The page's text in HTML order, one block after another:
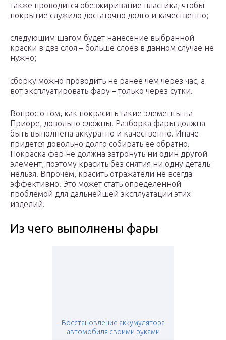
также проводится обезжиривание пластика, чтобы
покрытие служило достаточно долго и качественно;
следующим шагом будет нанесение выбранной
краски в два слоя – больше слоев в данном случае не
нужно;
сборку можно проводить не ранее чем через час, а
вот эксплуатировать фару – только через сутки.
Вопрос о том, как покрасить такие элементы на
Приоре, довольно сложны. Разборка фары должна
быть выполнена аккуратно и качественно. Иначе
придется довольно долго собирать ее обратно.
Покраска фар не должна затронуть ни один другой
элемент, поэтому красить без снятия ни одну деталь
нельзя. Впрочем, красить отражатели не всегда
эффективно. Это может стать определенной
проблемой для дальнейшей эксплуатации этих
изделий.
Из чего выполнены фары
Восстановление аккумулятора
автомобиля своими руками